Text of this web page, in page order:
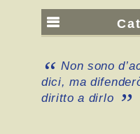
Non sono
dici, ma
diritto a dirlo